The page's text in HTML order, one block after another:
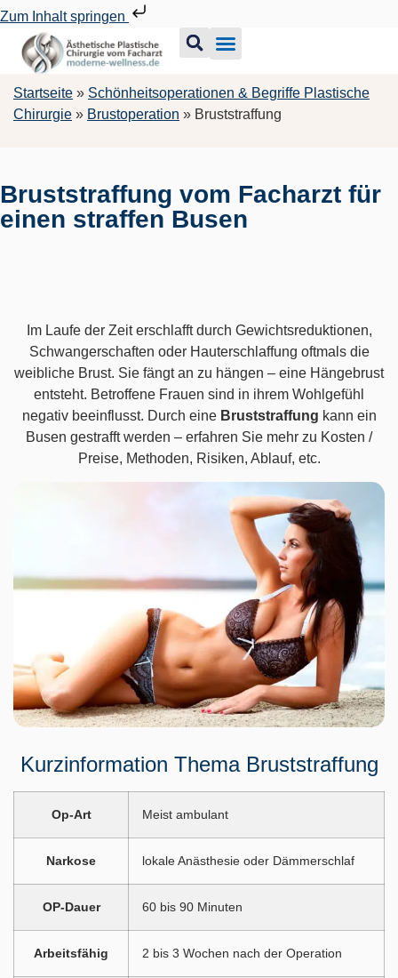
Zum Inhalt springen
Startseite » Schönheitsoperationen & Begriffe Plastische
Chirurgie » Brustoperation » Bruststraffung
Bruststraffung vom Facharzt für
einen straffen Busen
Im Laufe der Zeit erschlafft durch Gewichtsreduktionen,
Schwangerschaften oder Hauterschlaffung oftmals die
weibliche Brust. Sie fängt an zu hängen – eine Hängebrust
entsteht. Betroffene Frauen sind in ihrem Wohlgefühl
negativ beeinflusst. Durch eine Bruststraffung kann ein
Busen gestrafft werden – erfahren Sie mehr zu Kosten /
Preise, Methoden, Risiken, Ablauf, etc.
Kurzinformation Thema Bruststraffung
Op-Art Meist ambulant
Narkose lokale Anästhesie oder Dämmerschlaf
OP-Dauer 60 bis 90 Minuten
Arbeitsfähig 2 bis 3 Wochen nach der Operation